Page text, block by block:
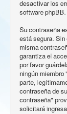
desactivar los
software phpBB.
Su contraseña
está segura. Sin
misma
garantiza el
por favor
ningún miembro
parte,
contraseña de
contraseña"
solicitará